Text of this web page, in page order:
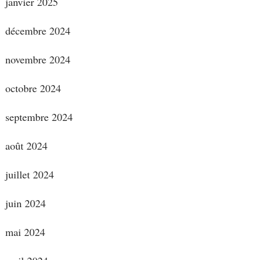
décembre 2024
novembre 2024
octobre 2024
septembre 2024
août 2024
juillet 2024
juin 2024
mai 2024